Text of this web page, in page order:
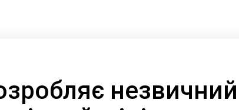
незвичний